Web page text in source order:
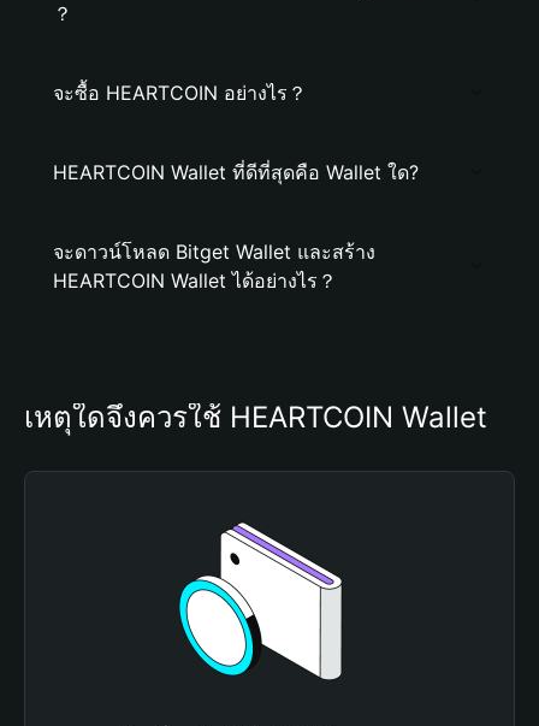
？
จะซื้อ HEARTCOIN อย่างไร？
HEARTCOIN Wallet ที่ดีที่สุดคือ Wallet ใด?
จะดาวน์โหลด Bitget Wallet และสร้าง
HEARTCOIN Wallet ได้อย่างไร？
เหตุใดจึงควรใช้ HEARTCOIN Wallet